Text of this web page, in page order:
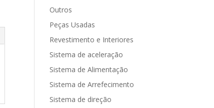
Outros
Peças Usadas
Revestimento e Interiores
Sistema de aceleração
Sistema de Alimentação
Sistema de Arrefecimento
Sistema de direção